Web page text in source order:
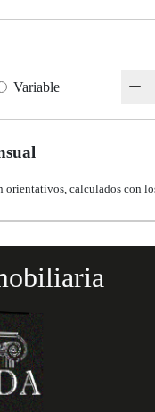
Variable
orientativos, calculados con